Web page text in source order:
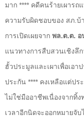
มาก **** คดีคนร้ายเผารถ
ความรับผิดชอบของ สภ.บ้
การเปิดเผยจาก พล.ต.ต. อ
แนวทางการสืบสวนเชิงลึ
ฮั้วประมูลและเผาเพื่อเอ
ประกัน **** คงเหลือแต่ปร
ไม่ใช่มืออาชีพเนื่องจากทิ้
เวลาอีกนิดจะออกหมายจั